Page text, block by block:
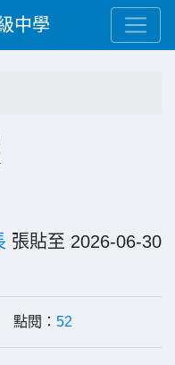
中學
張貼至 2026-06-30
點閱： 52